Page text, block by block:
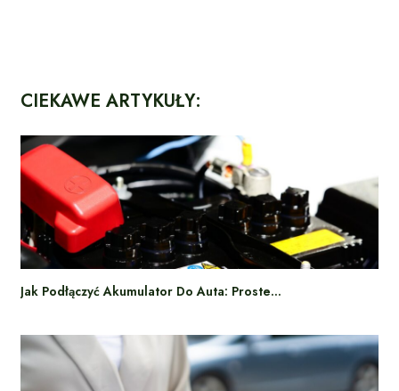
CIEKAWE ARTYKUŁY:
Jak Podłączyć Akumulator Do Auta: Proste…